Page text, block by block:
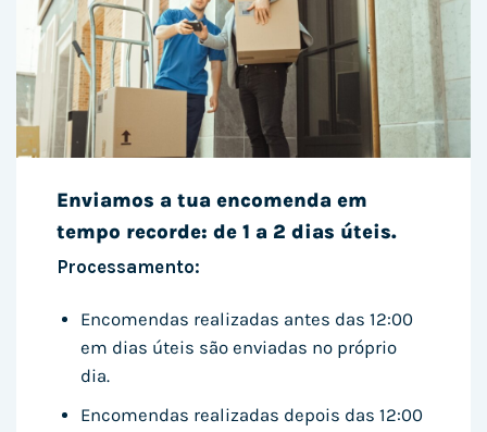
Enviamos a tua encomenda em
tempo recorde: de 1 a 2 dias úteis.
Processamento:
Encomendas realizadas antes das 12:00
em dias úteis são enviadas no próprio
dia.
Encomendas realizadas depois das 12:00